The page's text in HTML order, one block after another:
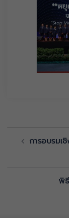
การอบรมเ
พิ